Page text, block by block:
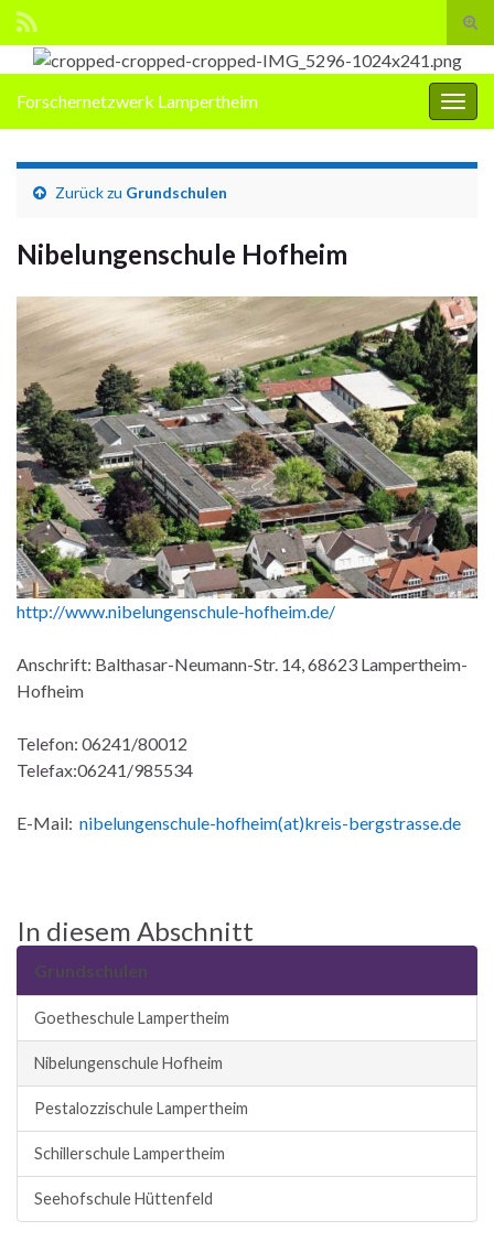
Search for:
Forschernetzwerk Lampertheim
Zurück zu Grundschulen
Nibelungenschule Hofheim
http://www.nibelungenschule-hofheim.de/
Anschrift: Balthasar-Neumann-Str. 14, 68623 Lampertheim-
Hofheim
Telefon: 06241/80012
Telefax:06241/985534
E-Mail: nibelungenschule-hofheim(at)kreis-bergstrasse.de
In diesem Abschnitt
Grundschulen
Goetheschule Lampertheim
Nibelungenschule Hofheim
Pestalozzischule Lampertheim
Schillerschule Lampertheim
Seehofschule Hüttenfeld